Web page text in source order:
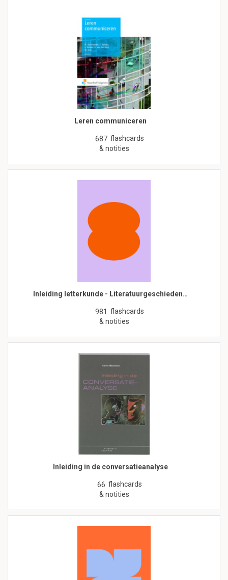
Leren communiceren
687 flashcards
& notities
Inleiding letterkunde - Literatuurgeschieden…
981 flashcards
& notities
Inleiding in de conversatieanalyse
66 flashcards
& notities